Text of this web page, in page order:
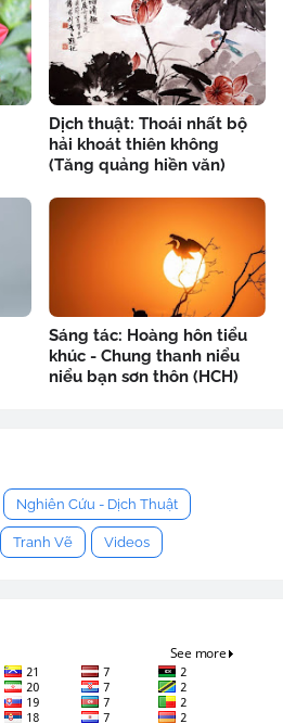
Dịch thuật: Thoái nhất bộ
hải khoát thiên không
(Tăng quảng hiền văn)
Sáng tác: Hoàng hôn tiểu
khúc - Chung thanh niểu
niểu bạn sơn thôn (HCH)
Nghiên Cứu - Dịch Thuật
Tranh Vẽ Videos